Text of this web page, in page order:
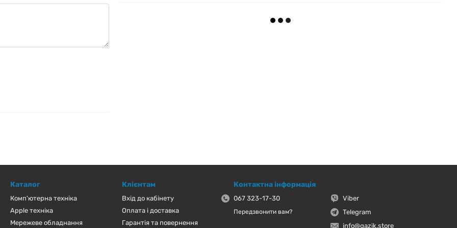
Каталог
Комп'ютерна техніка
Apple техніка
Мережеве обладнання
Клієнтам
Вхід до кабінету
Оплата і доставка
Гарантія та повернення
Контактна інформація
067 323-17-30
Передзвонити вам?
Viber
Telegram
info@gazik.store